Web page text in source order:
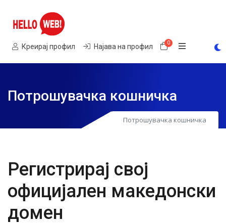
Креирај профил Најава на профил 0
Потрошувачка кошничка
Потрошувачка кошничка
Регистрирај свој
официјален македонски
домен